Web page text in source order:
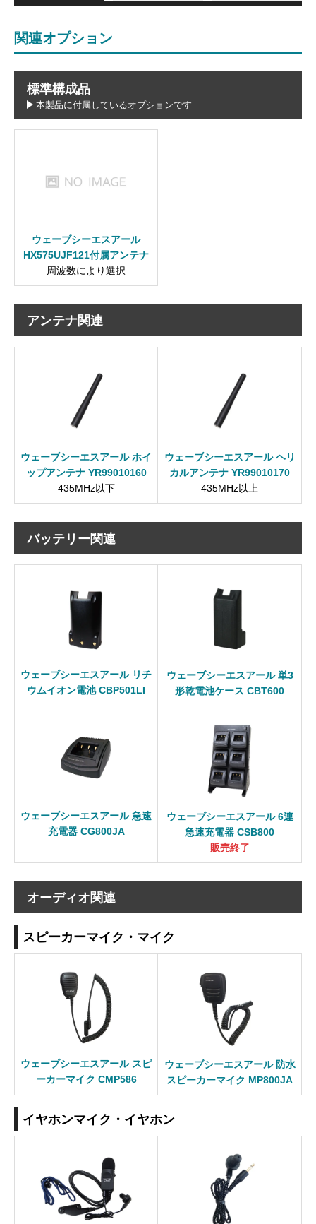
関連オプション
標準構成品
本製品に付属しているオプションです
ウェーブシーエスアール
HX575UJF121付属アンテナ
周波数により選択
アンテナ関連
ウェーブシーエスアール ホイ
ップアンテナ YR99010160
435MHz以下
ウェーブシーエスアール ヘリ
カルアンテナ YR99010170
435MHz以上
バッテリー関連
ウェーブシーエスアール リチ
ウムイオン電池 CBP501LI
ウェーブシーエスアール 単3
形乾電池ケース CBT600
ウェーブシーエスアール 急速
充電器 CG800JA
ウェーブシーエスアール 6連
急速充電器 CSB800
販売終了
オーディオ関連
スピーカーマイク・マイク
ウェーブシーエスアール スピ
ーカーマイク CMP586
ウェーブシーエスアール 防水
スピーカーマイク MP800JA
イヤホンマイク・イヤホン